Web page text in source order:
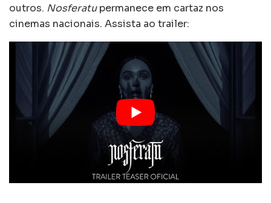
outros. Nosferatupermanece em cartaz nos
cinemas nacionais. Assista ao trailer: